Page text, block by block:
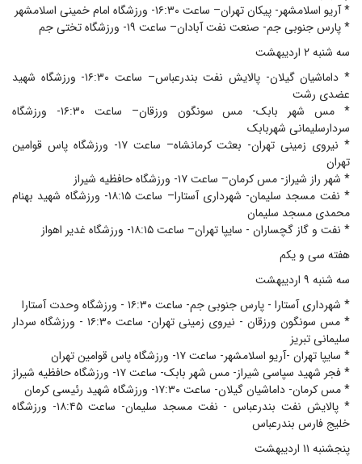
* آریو اسلامشهر- پیکان تهران– ساعت ۱۶:۳۰- ورزشگاه امام خمینی اسلامشهر
* پارس جنوبی جم- صنعت نفت آبادان– ساعت ۱۹- ورزشگاه تختی جم
سه شنبه ۲ اردیبهشت
* داماشیان گیلان- پالایش نفت بندرعباس– ساعت ۱۶:۳۰- ورزشگاه شهید
عضدی رشت
* مس شهر بابک- مس سونگون ورزقان– ساعت ۱۶:۳۰- ورزشگاه
سردارسلیمانی شهربابک
* نیروی زمینی تهران- بعثت کرمانشاه– ساعت ۱۷- ورزشگاه پاس قوامین
تهران
* شهر راز شیراز- مس کرمان– ساعت ۱۷- ورزشگاه حافظیه شیراز
* نفت مسجد سلیمان- شهرداری آستارا– ساعت ۱۸:۱۵- ورزشگاه شهید بهنام
محمدی مسجد سلیمان
* نفت و گاز گچساران - سایپا تهران– ساعت ۱۸:۱۵- ورزشگاه غدیر اهواز
هفته سی و یکم
سه شنبه ۹ اردیبهشت
* شهرداری آستارا - پارس جنوبی جم- ساعت ۱۶:۳۰ - ورزشگاه وحدت آستارا
* مس سونگون ورزقان - نیروی زمینی تهران- ساعت ۱۶:۳۰ - ورزشگاه سردار
سلیمانی تبریز
* سایپا تهران -آریو اسلامشهر- ساعت ۱۷- ورزشگاه پاس قوامین تهران
* فجر شهید سپاسی شیراز- مس شهر بابک- ساعت ۱۷- ورزشگاه حافظیه شیراز
* مس کرمان- داماشیان گیلان- ساعت ۱۷:۳۰- ورزشگاه شهید رئیسی کرمان
* پالایش نفت بندرعباس - نفت مسجد سلیمان- ساعت ۱۸:۴۵- ورزشگاه
خلیج فارس بندرعباس
پنجشنبه ۱۱ اردیبهشت